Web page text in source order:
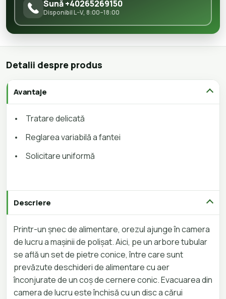
Sună +40265269150
Disponibil L–V, 8:00–18:00
Detalii despre produs
Avantaje
•
Tratare delicată
•
Reglarea variabilă a fantei
•
Solicitare uniformă
Descriere
Printr-un șnec de alimentare, orezul ajunge în camera
de lucru a mașinii de polișat. Aici, pe un arbore tubular
se află un set de pietre conice, între care sunt
prevăzute deschideri de alimentare cu aer
înconjurate de un coș de cernere conic. Evacuarea din
camera de lucru este închisă cu un disc a cărui